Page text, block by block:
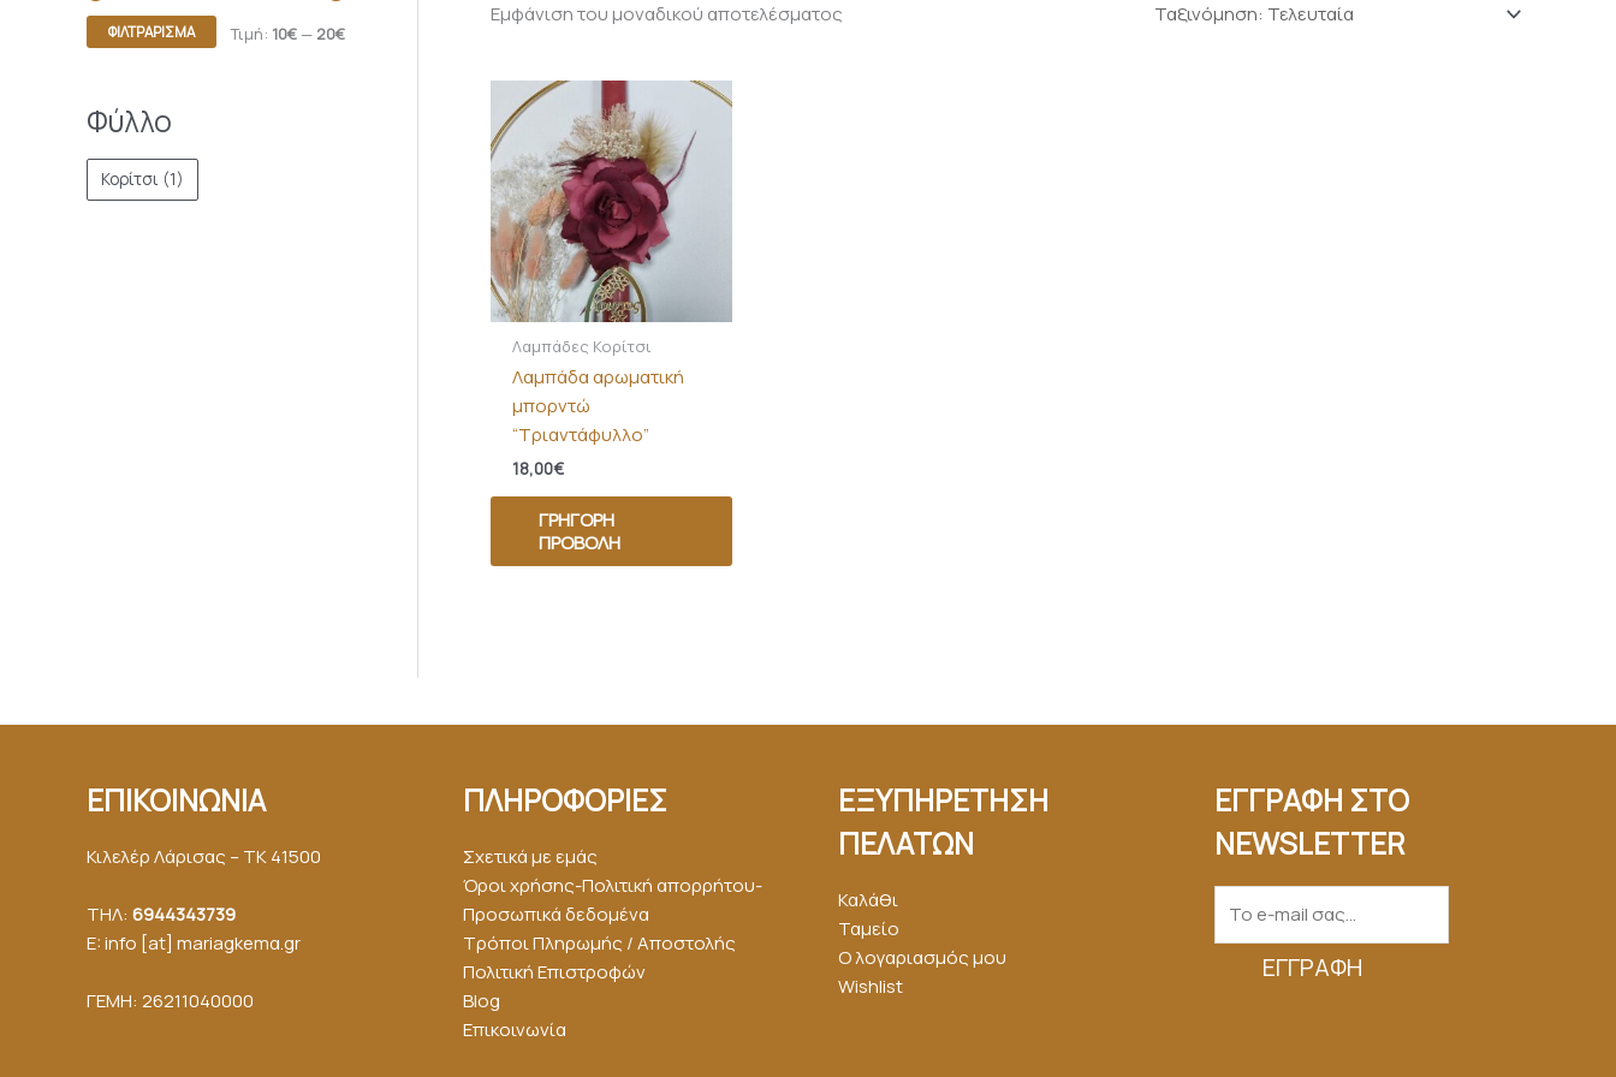
ΦΙΛΤΡΆΡΙΣΜΑ Τιμή: 10€— 20€
Φύλλο
Κορίτσι (1)
Εμφάνιση του μοναδικού αποτελέσματος
Λαμπάδες Κορίτσι
Λαμπάδα αρωματική
μπορντώ
“Τριαντάφυλλο”
18,00€
ΓΡΉΓΟΡΗ
ΠΡΟΒΟΛΉ
ΕΠΙΚΟΙΝΩΝΙΑ
Κιλελέρ Λάρισας – ΤΚ 41500
ΤΗΛ: 6944343739
E: info [at] mariagkemα.gr
ΓΕΜΗ: 26211040000
ΠΛΗΡΟΦΟΡΙΕΣ
Σχετικά με εμάς
Όροι χρήσης-Πολιτική απορρήτου-
Προσωπικά δεδομένα
Τρόποι Πληρωμής / Αποστολής
Πολιτική Επιστροφών
Blog
Επικοινωνία
ΕΞΥΠΗΡΕΤΗΣΗ
ΠΕΛΑΤΩΝ
Καλάθι
Ταμείο
Ο λογαριασμός μου
Wishlist
ΕΓΓΡΑΦΗ ΣΤΟ
NEWSLETTER
ΕΓΓΡΑΦΉ